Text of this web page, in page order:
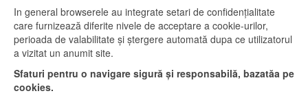
In general browserele au integrate setari de confidențialitate
care furnizează diferite nivele de acceptare a cookie-urilor,
perioada de valabilitate și ștergere automată dupa ce utilizatorul
a vizitat un anumit site.
Sfaturi pentru o navigare sigură și responsabilă, bazatăa pe
cookies.